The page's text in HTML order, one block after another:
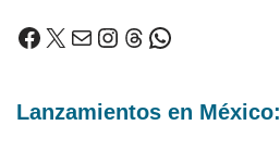
Lanzamientos en México: